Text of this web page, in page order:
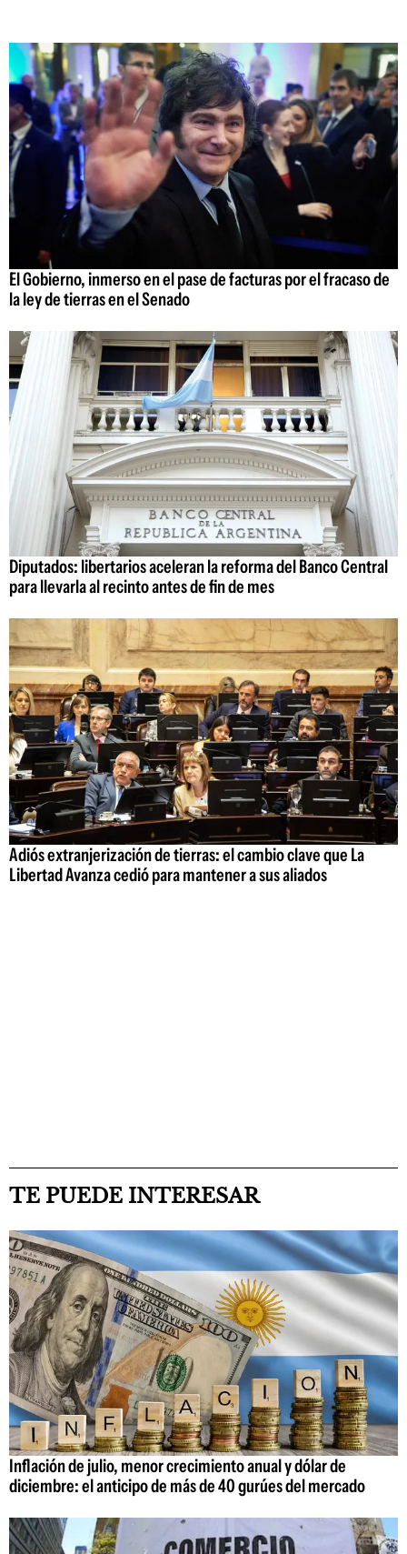
El Gobierno, inmerso en el pase de facturas por el fracaso de
la ley de tierras en el Senado
Diputados: libertarios aceleran la reforma del Banco Central
para llevarla al recinto antes de fin de mes
Adiós extranjerización de tierras: el cambio clave que La
Libertad Avanza cedió para mantener a sus aliados
TE PUEDE INTERESAR
Inflación de julio, menor crecimiento anual y dólar de
diciembre: el anticipo de más de 40 gurúes del mercado